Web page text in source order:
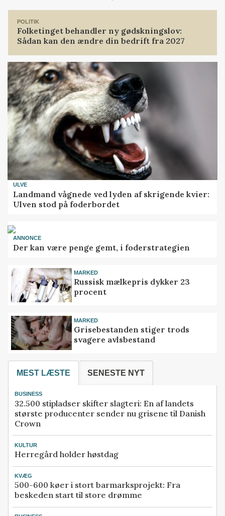
POLITIK
Folketinget behandler ny gødskningslov:
Sådan kan den ændre din bedrift fra 2027
ULVE
Landmand vågnede ved lyden af skrigende kvier:
Ulven stod på foderbordet
ANNONCE
Der kan være penge gemt, i foderstrategien
MARKED
Russisk mælkepris dykker 23
procent
MARKED
Grisebestanden stiger trods
svagere avlsbestand
MEST LÆSTE SENESTE NYT
BUSINESS
32.500 stipladser skifter slagteri: En af landets
største producenter sender nu grisene til Danish
Crown
KULTUR
Herregård holder høstdag
KVÆG
500-600 køer i stort barmarksprojekt: Fra
beskeden start til store drømme